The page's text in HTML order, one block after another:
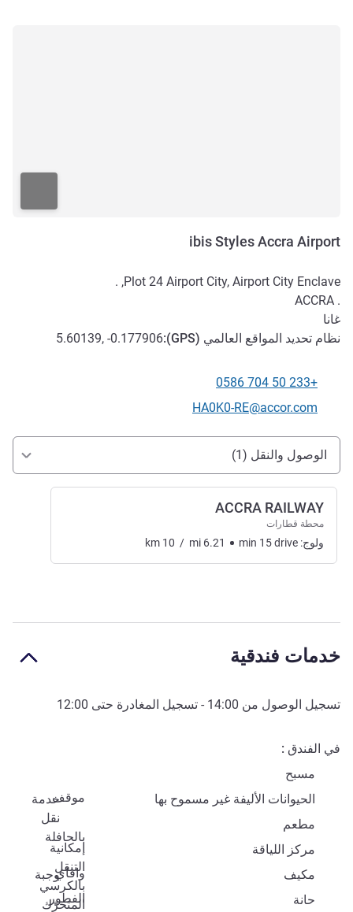
ibis Styles Accra Airport
Plot 24 Airport City, Airport City Enclave, .
.
ACCRA
غانا
نظام تحديد المواقع العالمي (GPS
):
5.60139, -0.177906
الهاتف
+233 50 704 0586
تواصل معنا عبر البريد الإلكتروني
HA0K0-RE@accor.com
الوصول والتنقل
الوصول والنقل (1)
ACCRA RAILWAY
محطة قطارات
ولوج: km 10 / mi 6.21 min 15drive
خدمات فندقية
تسجيل الوصول من 14:00 - تسجيل المغادرة حتى 12:00
في الفندق
مسبح
موقف
الحيوانات الأليفة غير مسموح بها
خدمة
نقل
بالحافلة
مطعم
إمكانية
التنقل
بالكرسي
المتحرّك
مركز اللياقة
وافاي
مكيف
وجبة
الفطور
حانة